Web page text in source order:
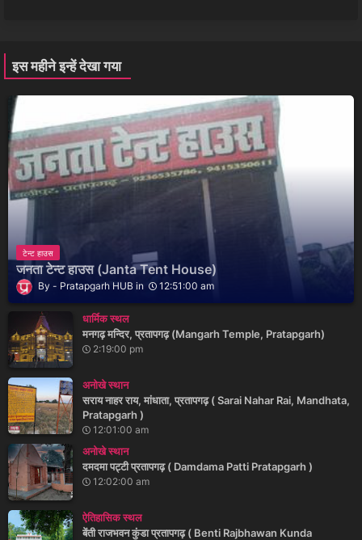
इस महीने इन्हें देखा गया
टेन्ट हाउस
जनता टेन्ट हाउस (Janta Tent House)
Pratapgarh HUB 12:51:00 am
धार्मिक स्थल
मनगढ़ मन्दिर, प्रतापगढ़ (Mangarh Temple, Pratapgarh)
2:19:00 pm
अनोखे स्थान
सराय नाहर राय, मांधाता, प्रतापगढ़ ( Sarai Nahar Rai, Mandhata,
Pratapgarh )
12:01:00 am
अनोखे स्थान
दमदमा पट्टी प्रतापगढ़ ( Damdama Patti Pratapgarh )
12:02:00 am
ऐतिहासिक स्थल
बेंती राजभवन कुंडा प्रतापगढ़ ( Benti Rajbhawan Kunda